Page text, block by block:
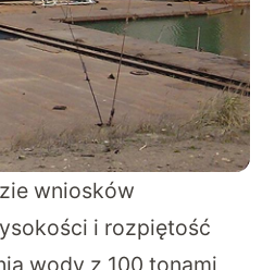
wniosków
i rozpiętość